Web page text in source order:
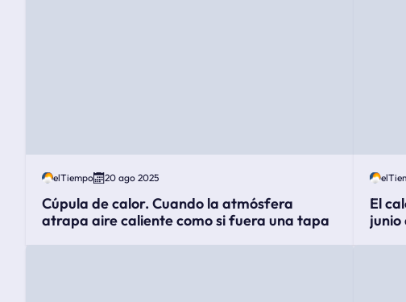
elTiempo 20 ago 2025
Cúpula de calor. Cuando la atmósfera
atrapa aire caliente como si fuera una tapa
El
junio